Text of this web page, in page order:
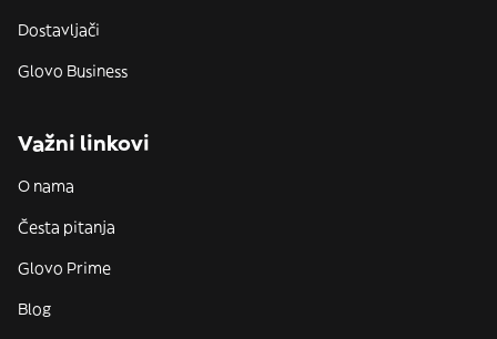
Dostavljači
Glovo Business
Važni linkovi
O nama
Česta pitanja
Glovo Prime
Blog